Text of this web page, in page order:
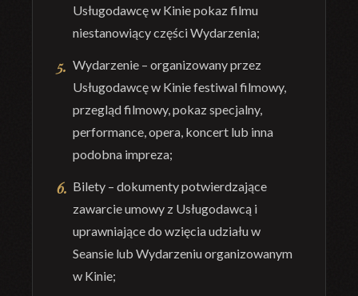
Usługodawcę w Kinie pokaz filmu
niestanowiący części Wydarzenia;
Wydarzenie – organizowany przez
Usługodawcę w Kinie festiwal filmowy,
przegląd filmowy, pokaz specjalny,
performance, opera, koncert lub inna
podobna impreza;
Bilety – dokumenty potwierdzające
zawarcie umowy z Usługodawcą i
uprawniające do wzięcia udziału w
Seansie lub Wydarzeniu organizowanym
w Kinie;